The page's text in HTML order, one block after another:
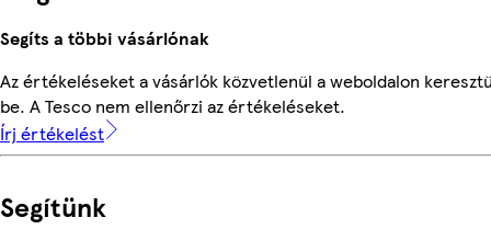
Segíts a többi vásárlónak
Az értékeléseket a vásárlók közvetlenül a weboldalon
be. A Tesco nem ellenőrzi az értékeléseket.
Írj értékelést
Segítünk